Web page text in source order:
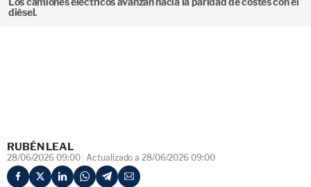
diésel.
RUBÉN LEAL
28/06/2026 09:00 Actualizado a 28/06/2026 09:00